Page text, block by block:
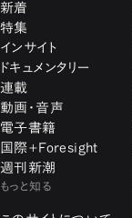
新着
特集
インサイト
ドキュメンタリー
連載
動画・音声
電子書籍
国際+Foresight
週刊新潮
もっと知る